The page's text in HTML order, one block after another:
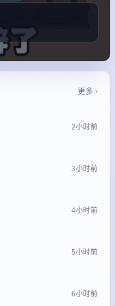
更多 ›
2小时前
3小时前
4小时前
5小时前
6小时前